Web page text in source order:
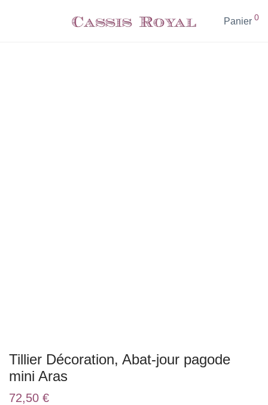
Panier 0
Tillier Décoration, Abat-jour pagode
mini Aras
72,50 €